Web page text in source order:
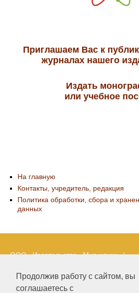
Продолжив работу с сайтом, вы
соглашаетесь с
Приглашаем Вас к
журналах нашего
Издать
или учебное
На главную
Контакты, учредитель, редакция
Политика обработки, сбора и
данных
ООО «Издательство «Мир науки» \
LLC Материалы, размещенные на
охраняются Законом о защите
прав. Публикация любых материалов